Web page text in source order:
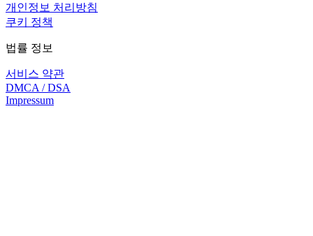
개인정보 처리방침
쿠키 정책
법률 정보
서비스 약관
DMCA / DSA
Impressum